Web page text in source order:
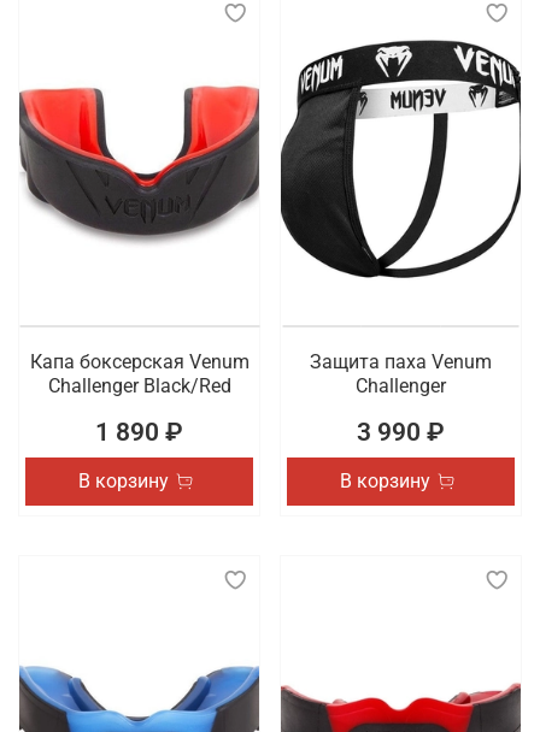
Капа боксерская Venum
Challenger Black/Red
1 890 ₽
В корзину
Защита паха Venum
Challenger
3 990 ₽
В корзину